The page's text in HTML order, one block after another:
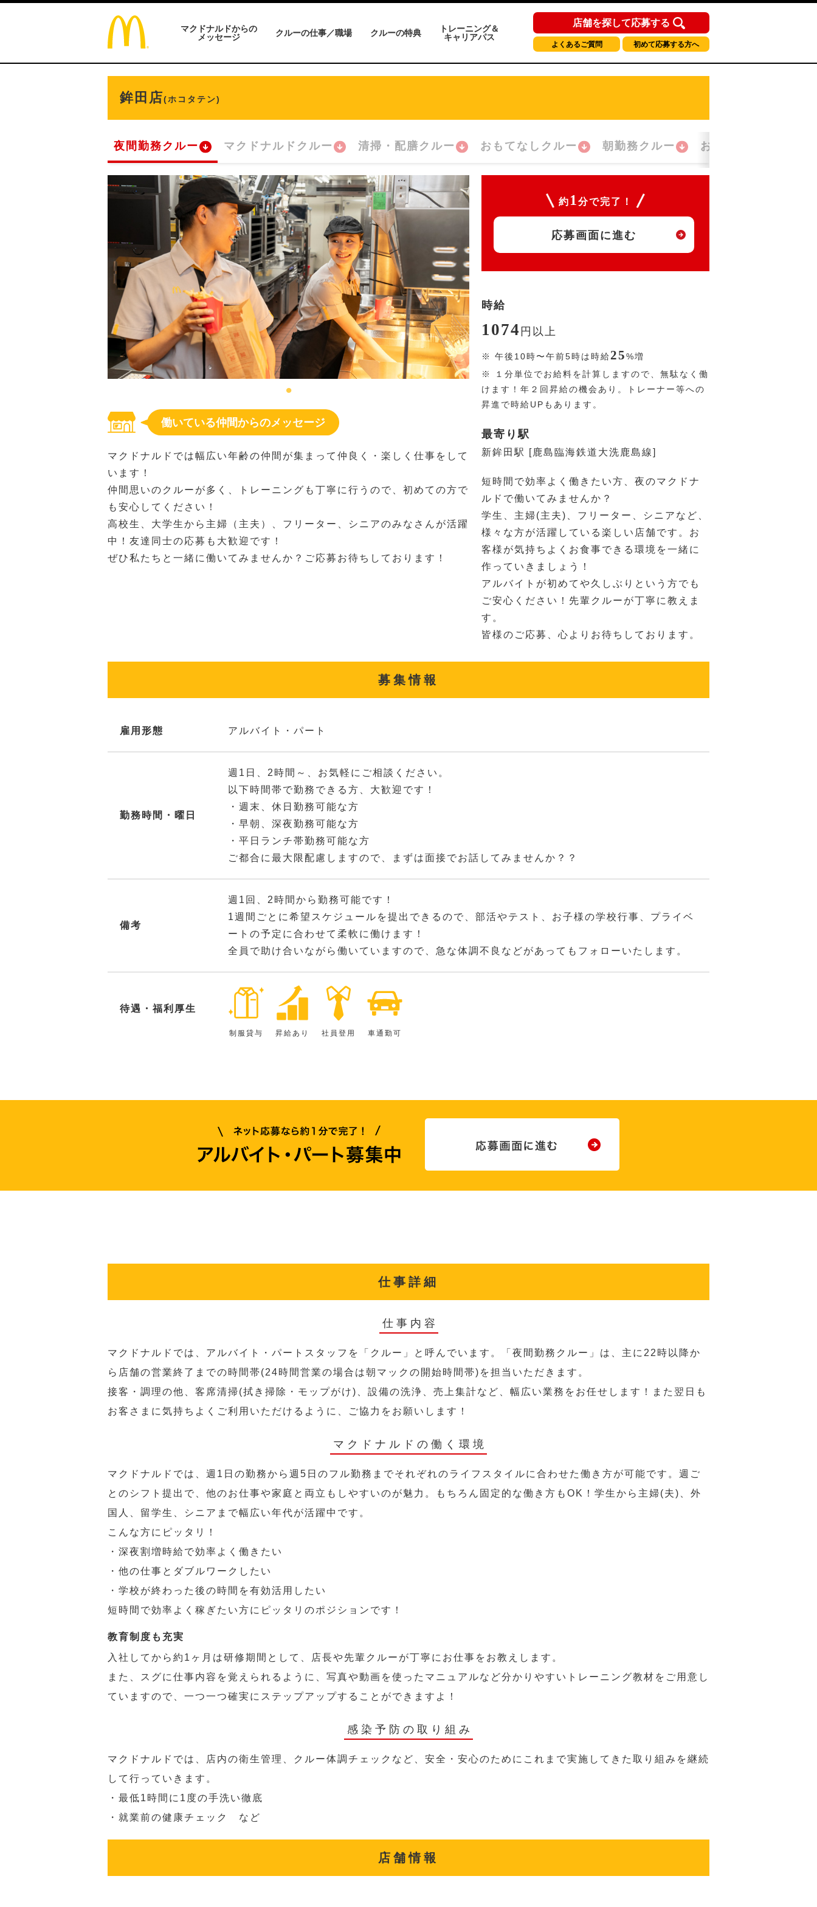
マクドナルドからの
メッセージ
クルーの仕事／職場 クルーの特典
トレーニング＆
キャリアパス
店舗を探して応募する
よくあるご質問 初めて応募する方へ
鉾田店(ホコタテン)
夜間勤務クルー マクドナルドクルー 清掃・配膳クルー おもてなしクルー 朝勤務クルー おかえり！クルー
働いている仲間からのメッセージ
マクドナルドでは幅広い年齢の仲間が集まって仲良く・楽しく仕事をして
います！
仲間思いのクルーが多く、トレーニングも丁寧に行うので、初めての方で
も安心してください！
高校生、大学生から主婦（主夫）、フリーター、シニアのみなさんが活躍
中！友達同士の応募も大歓迎です！
ぜひ私たちと一緒に働いてみませんか？ご応募お待ちしております！
約 1 分で完了！
応募画面に進む
時給
1074 円 以上
※ 午後10時〜午前5時は時給25%増
※
１分単位でお給料を計算しますので、無駄なく働
けます！年２回昇給の機会あり。トレーナー等への
昇進で時給UPもあります。
最寄り駅
新鉾田駅 [鹿島臨海鉄道大洗鹿島線]
短時間で効率よく働きたい方、夜のマクドナ
ルドで働いてみませんか？
学生、主婦(主夫)、フリーター、シニアなど、
様々な方が活躍している楽しい店舗です。お
客様が気持ちよくお食事できる環境を一緒に
作っていきましょう！
アルバイトが初めてや久しぶりという方でも
ご安心ください！先輩クルーが丁寧に教えま
す。
皆様のご応募、心よりお待ちしております。
募集情報
雇用形態 アルバイト・パート
勤務時間・曜日
週1日、2時間～、お気軽にご相談ください。
以下時間帯で勤務できる方、大歓迎です！
・週末、休日勤務可能な方
・早朝、深夜勤務可能な方
・平日ランチ帯勤務可能な方
ご都合に最大限配慮しますので、まずは面接でお話してみませんか？？
備考
週1回、2時間から勤務可能です！
1週間ごとに希望スケジュールを提出できるので、部活やテスト、お子様の学校行事、プライベ
ートの予定に合わせて柔軟に働けます！
全員で助け合いながら働いていますので、急な体調不良などがあってもフォローいたします。
待遇・福利厚生
制服貸与 昇給あり 社員登用 車通勤可
仕事詳細
仕事内容
マクドナルドでは、アルバイト・パートスタッフを「クルー」と呼んでいます。「夜間勤務クルー」は、主に22時以降か
ら店舗の営業終了までの時間帯(24時間営業の場合は朝マックの開始時間帯)を担当いただきます。
接客・調理の他、客席清掃(拭き掃除・モップがけ)、設備の洗浄、売上集計など、幅広い業務をお任せします！また翌日も
お客さまに気持ちよくご利用いただけるように、ご協力をお願いします！
マクドナルドの働く環境
マクドナルドでは、週1日の勤務から週5日のフル勤務までそれぞれのライフスタイルに合わせた働き方が可能です。週ご
とのシフト提出で、他のお仕事や家庭と両立もしやすいのが魅力。もちろん固定的な働き方もOK！学生から主婦(夫)、外
国人、留学生、シニアまで幅広い年代が活躍中です。
こんな方にピッタリ！
・深夜割増時給で効率よく働きたい
・他の仕事とダブルワークしたい
・学校が終わった後の時間を有効活用したい
短時間で効率よく稼ぎたい方にピッタリのポジションです！
教育制度も充実
入社してから約1ヶ月は研修期間として、店長や先輩クルーが丁寧にお仕事をお教えします。
また、スグに仕事内容を覚えられるように、写真や動画を使ったマニュアルなど分かりやすいトレーニング教材をご用意し
ていますので、一つ一つ確実にステップアップすることができますよ！
感染予防の取り組み
マクドナルドでは、店内の衛生管理、クルー体調チェックなど、安全・安心のためにこれまで実施してきた取り組みを継続
して行っていきます。
・最低1時間に1度の手洗い徹底
・就業前の健康チェック など
店舗情報